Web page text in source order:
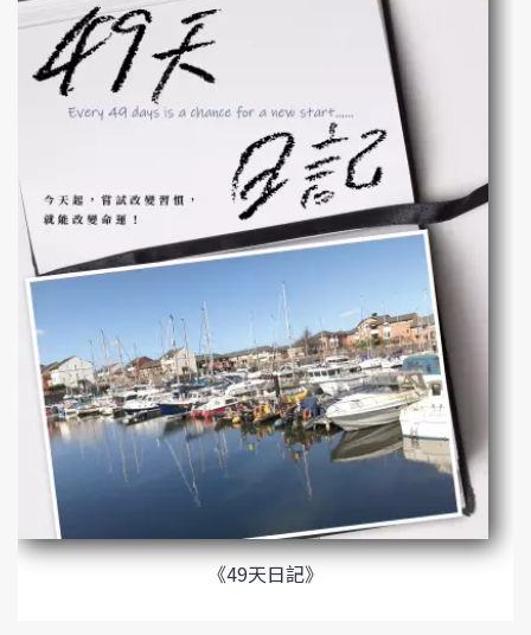
《49天日記》